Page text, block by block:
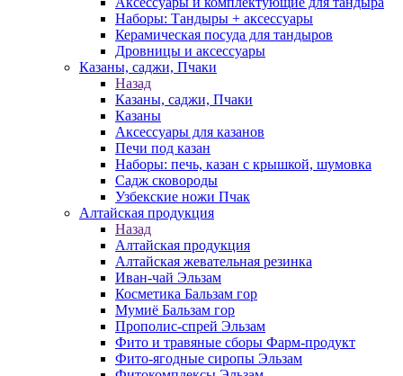
Наборы: Тандыры + аксессуары
Керамическая посуда для тандыров
Дровницы и аксессуары
Казаны, саджи, Пчаки
Назад
Казаны, саджи, Пчаки
Казаны
Аксессуары для казанов
Печи под казан
Наборы: печь, казан с крышкой, шумовка
Садж сковороды
Узбекские ножи Пчак
Алтайская продукция
Назад
Алтайская продукция
Алтайская жевательная резинка
Иван-чай Эльзам
Косметика Бальзам гор
Мумиё Бальзам гор
Прополис-спрей Эльзам
Фито и травяные сборы Фарм-продукт
Фито-ягодные сиропы Эльзам